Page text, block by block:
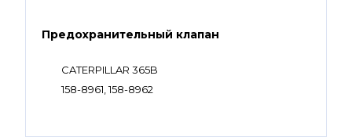
Предохранительный клапан
CATERPILLAR 365B
158-8961, 158-8962